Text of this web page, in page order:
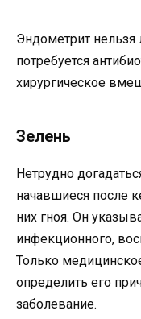
Эндометрит нельзя
потребуется
хирургическое
Зелень
Нетрудно
начавшиеся после
них гноя. Он
инфекционного,
Только
определить его
заболевание.